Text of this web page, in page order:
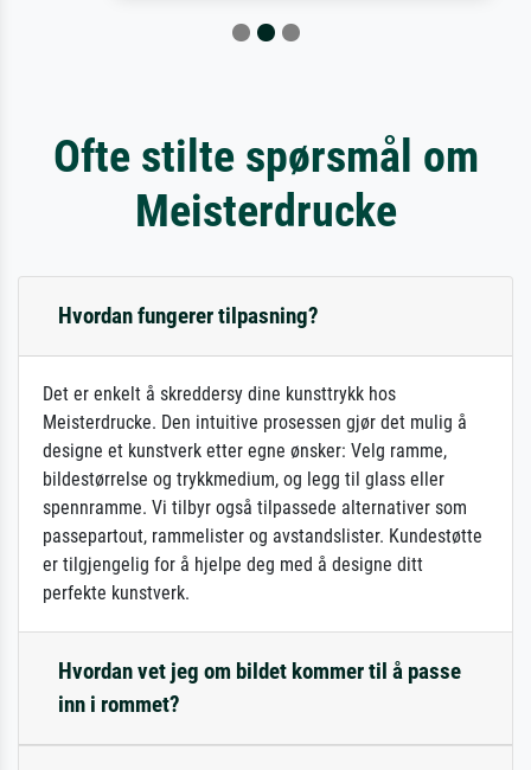
Ofte stilte spørsmål om
Meisterdrucke
Hvordan fungerer tilpasning?
Det er enkelt å skreddersy dine kunsttrykk hos
Meisterdrucke. Den intuitive prosessen gjør det mulig å
designe et kunstverk etter egne ønsker: Velg ramme,
bildestørrelse og trykkmedium, og legg til glass eller
spennramme. Vi tilbyr også tilpassede alternativer som
passepartout, rammelister og avstandslister. Kundestøtte
er tilgjengelig for å hjelpe deg med å designe ditt
perfekte kunstverk.
Hvordan vet jeg om bildet kommer til å passe
inn i rommet?